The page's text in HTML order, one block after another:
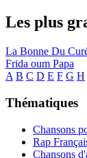
Les plus
La Bonne Du
Frida oum Papa
A B C D E F G H
Thématiques
Chansons
Rap
Chansons